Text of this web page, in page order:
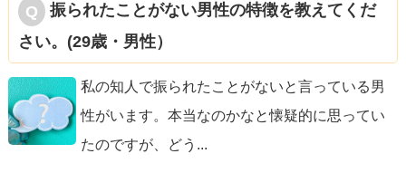
振られたことがない男性の特徴を教えてくだ
さい。(29歳・男性）
私の知人で振られたことがないと言っている男
性がいます。本当なのかなと懐疑的に思ってい
たのですが、どう ...